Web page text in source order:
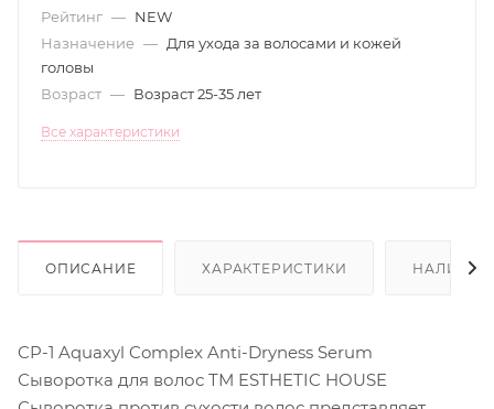
Рейтинг — NEW
Назначение — Для ухода за волосами и кожей
головы
Возраст — Возраст 25-35 лет
Все характеристики
ОПИСАНИЕ ХАРАКТЕРИСТИКИ НАЛИЧИЕ
CP-1 Aquaxyl Complex Anti-Dryness Serum
Сыворотка для волос ТМ ESTHETIC HOUSE